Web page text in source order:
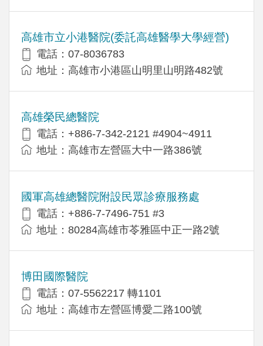
高雄市立小港醫院(委託高雄醫學大學經營)
電話：07-8036783
地址：高雄市小港區山明里山明路482號
高雄榮民總醫院
電話：+886-7-342-2121 #4904~4911
地址：高雄市左營區大中一路386號
國軍高雄總醫院附設民眾診療服務處
電話：+886-7-7496-751 #3
地址：80284高雄市苓雅區中正一路2號
博田國際醫院
電話：07-5562217 轉1101
地址：高雄市左營區博愛二路100號